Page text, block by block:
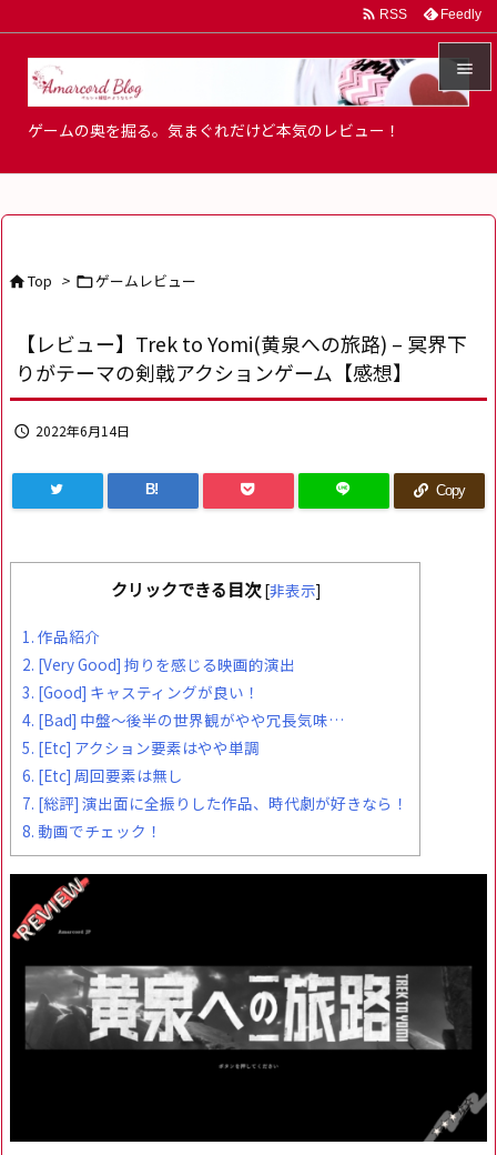




 RSS Feedly
ゲームの奥を掘る。気まぐれだけど本気のレビュー！
Top > ゲームレビュー
【レビュー】Trek to Yomi(黄泉への旅路) – 冥界下
りがテーマの剣戟アクションゲーム【感想】
 2022年6月14日
B! Copy
クリックできる目次 [非表示]
1. 作品紹介
2. [Very Good] 拘りを感じる映画的演出
3. [Good] キャスティングが良い！
4. [Bad] 中盤～後半の世界観がやや冗長気味…
5. [Etc] アクション要素はやや単調
6. [Etc] 周回要素は無し
7. [総評] 演出面に全振りした作品、時代劇が好きなら！
8. 動画でチェック！